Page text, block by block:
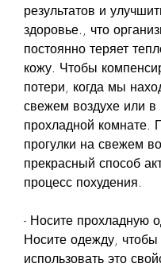
результатов и
здоровье., что
постоянно теряет
кожу. Чтобы
потери, когда мы
свежем воздухе или в
прохладной комнате.
прогулки на свежем
прекрасный способ
процесс похудения.
- Носите прохладную
Носите одежду, чтобы
использовать это